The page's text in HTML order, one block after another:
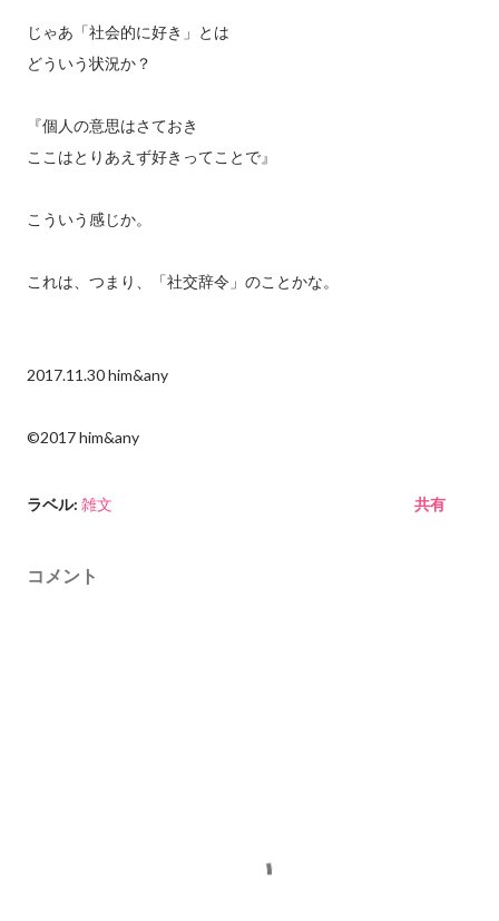
じゃあ「社会的に好き」とは
どういう状況か？
『個人の意思はさておき
ここはとりあえず好きってことで』
こういう感じか。
これは、つまり、「社交辞令」のことかな。
2017.11.30 him&any
©︎2017 him&any
ラベル: 雑文 共有
コメント